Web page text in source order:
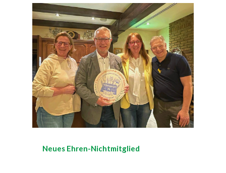
Neues Ehren-Nichtmitglied